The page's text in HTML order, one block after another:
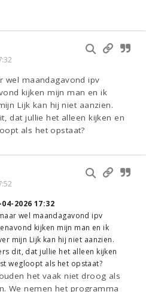
wel maandagavond ipv
kijken mijn man en ik
Lijk kan hij niet aanzien.
dat jullie het alleen kijken en
als het opstaat?
2026 17:32
wel maandagavond ipv
kijken mijn man en ik
mijn Lijk kan hij niet aanzien.
dit, dat jullie het alleen kijken
wegloopt als het opstaat?
het vaak niet droog als
We nemen het programma